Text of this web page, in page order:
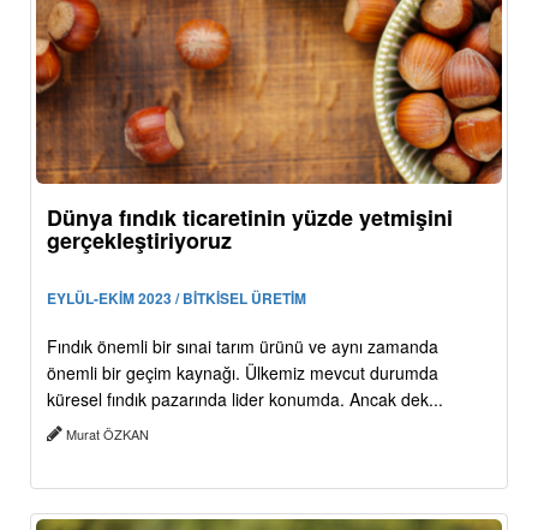
Dünya fındık ticaretinin yüzde yetmişini
gerçekleştiriyoruz
EYLÜL-EKİM 2023 / BİTKİSEL ÜRETİM
Fındık önemli bir sınai tarım ürünü ve aynı zamanda
önemli bir geçim kaynağı. Ülkemiz mevcut durumda
küresel fındık pazarında lider konumda. Ancak dek...
Murat ÖZKAN